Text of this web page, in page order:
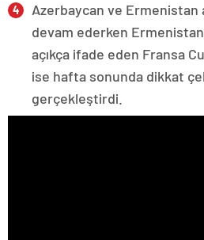
Azerbaycan ve Ermenistan
devam ederken
açıkça ifade eden Fransa
ise hafta sonunda dikkat
gerçekleştirdi.